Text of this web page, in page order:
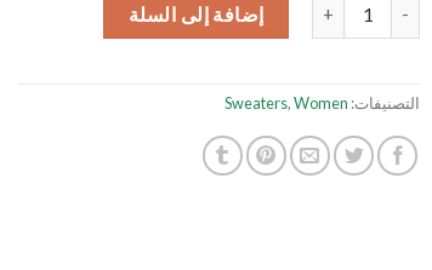
إضافة إلى السلة
التصنيفات: Sweaters,Women